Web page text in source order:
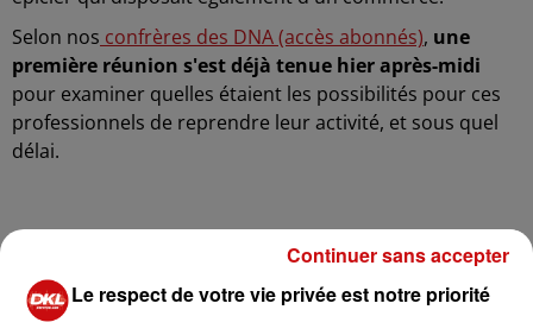
Selon nos confrères des DNA (accès abonnés), une
première réunion s'est déjà tenue hier après-midi
pour examiner quelles étaient les possibilités pour ces
professionnels de reprendre leur activité, et sous quel
délai.
Le respect de votre vie privée est notre priorité
Continuer sans accepter